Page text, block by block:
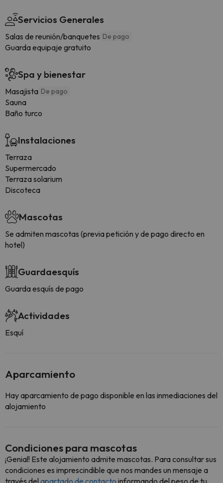
Servicios Generales
Salas de reunión/banquetes De pago
Guarda equipaje gratuito
Spa y bienestar
Masajista De pago
Sauna
Baño turco
Instalaciones
Terraza
Supermercado
Terraza solarium
Discoteca
Mascotas
Se admiten mascotas (previa petición y de pago directo en
hotel)
Guardaesquís
Guarda esquís de pago
Actividades
Esquí
Aparcamiento
Hay aparcamiento de pago disponible en las inmediaciones del
alojamiento
Condiciones para mascotas
¡Genial! Este alojamiento admite mascotas. Para consultar sus
condiciones es imprescindible que nos mandes un mensaje a
través del apartado de contacto informando del peso de tu